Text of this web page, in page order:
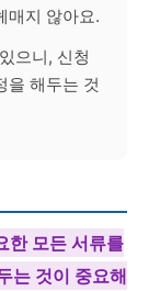
매지 않아요.
으니, 신청
을 해두는 것
한 모든 서류를
는 것이 중요해